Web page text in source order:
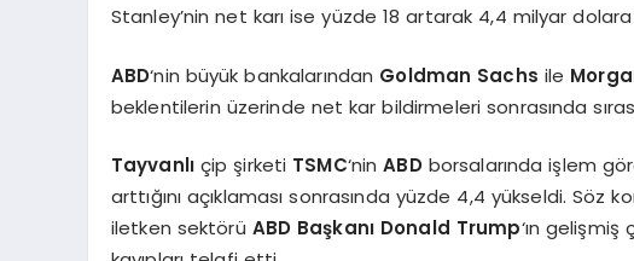
Stanley’nin net karı ise yüzde 18 artarak 4,4 milyar
ABD‘nin büyük bankalarından Goldman Sachs ile
beklentilerin üzerinde net kar bildirmeleri sonrasında
Tayvanlıçip şirketi TSMC‘ninABDborsalarında işlem
arttığını açıklaması sonrasında yüzde 4,4 yükseldi. Söz
iletken sektörü ABD Başkanı Donald Trump‘ın gelişmiş